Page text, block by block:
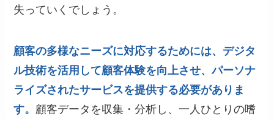
失っていくでしょう。
顧客の多様なニーズに対応するためには、デジタ
ル技術を活用して顧客体験を向上させ、パーソナ
ライズされたサービスを提供する必要がありま
す。 顧客データを収集・分析し、一人ひとりの嗜